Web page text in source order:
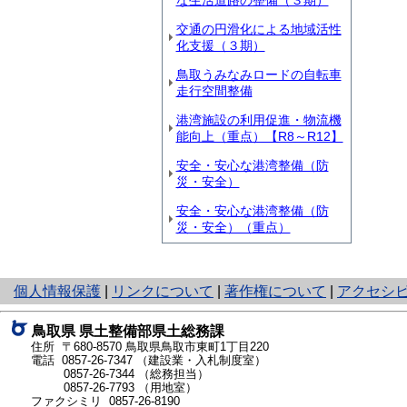
交通の円滑化による地域活性
化支援（３期）
鳥取うみなみロードの自転車
走行空間整備
港湾施設の利用促進・物流機
能向上（重点）【R8～R12】
安全・安心な港湾整備（防
災・安全）
安全・安心な港湾整備（防
災・安全）（重点）
個人情報保護
と
り
ネ
ッ
ト
へ
の
リンクについて 著作権について アクセシ
鳥取県 県土整備部県土総務課
住所 〒680-8570 鳥取県鳥取市東町1丁目220
電話 0857-26-7347
（建設業・入札制度室）
0857-26-7344
（総務担当）
0857-26-7793
（用地室）
ファクシミリ 0857-26-8190